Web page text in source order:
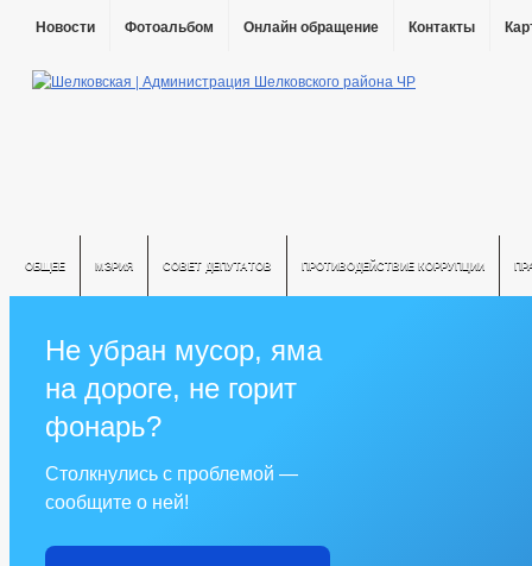
Новости Фотоальбом Онлайн обращение Контакты
ОБЩЕЕ МЭРИЯ СОВЕТ ДЕПУТАТОВ ПРОТИВОДЕЙСТВИЕ КОРРУПЦИИ
Не убран мусор, яма
на дороге, не горит
фонарь?
Столкнулись с проблемой —
сообщите о ней!